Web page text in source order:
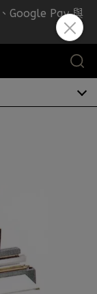
Google Pay 與